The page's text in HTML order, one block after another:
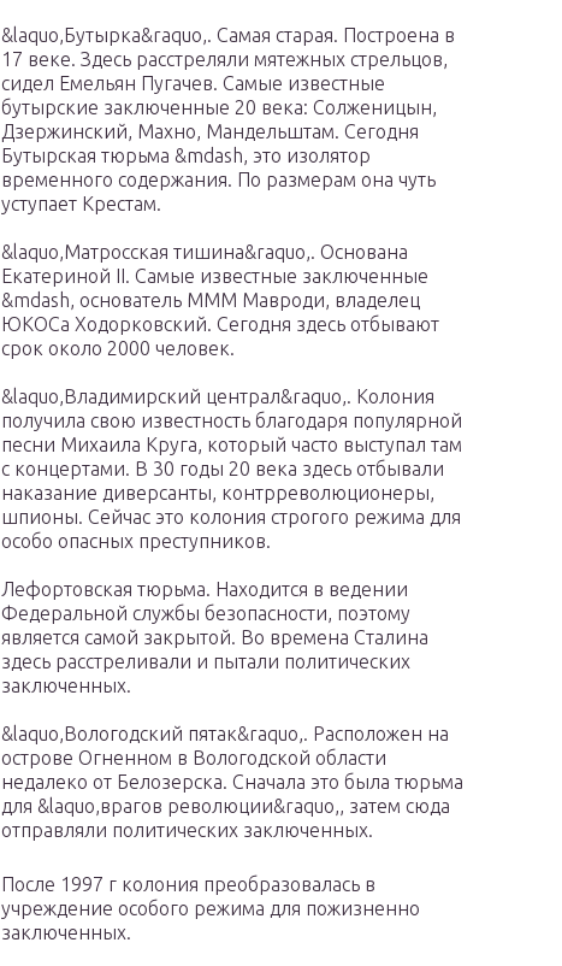
&laquo,Бутырка&raquo,. Самая старая. Построена в
17 веке. Здесь расстреляли мятежных стрельцов,
сидел Емельян Пугачев. Самые известные
бутырские заключенные 20 века: Солженицын,
Дзержинский, Махно, Мандельштам. Сегодня
Бутырская тюрьма &mdash, это изолятор
временного содержания. По размерам она чуть
уступает Крестам.
&laquo,Матросская тишина&raquo,. Основана
Екатериной II. Самые известные заключенные
&mdash, основатель МММ Мавроди, владелец
ЮКОСа Ходорковский. Сегодня здесь отбывают
срок около 2000 человек.
&laquo,Владимирский централ&raquo,. Колония
получила свою известность благодаря популярной
песни Михаила Круга, который часто выступал там
с концертами. В 30 годы 20 века здесь отбывали
наказание диверсанты, контрреволюционеры,
шпионы. Сейчас это колония строгого режима для
особо опасных преступников.
Лефортовская тюрьма. Находится в ведении
Федеральной службы безопасности, поэтому
является самой закрытой. Во времена Сталина
здесь расстреливали и пытали политических
заключенных.
&laquo,Вологодский пятак&raquo,. Расположен на
острове Огненном в Вологодской области
недалеко от Белозерска. Сначала это была тюрьма
для &laquo,врагов революции&raquo,, затем сюда
отправляли политических заключенных.
После 1997 г колония преобразовалась в
учреждение особого режима для пожизненно
заключенных.